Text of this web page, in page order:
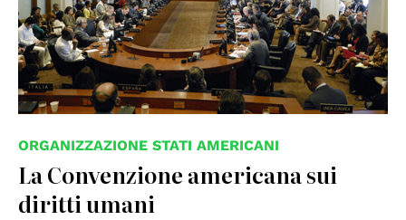
ORGANIZZAZIONE STATI AMERICANI
La Convenzione americana sui
diritti umani